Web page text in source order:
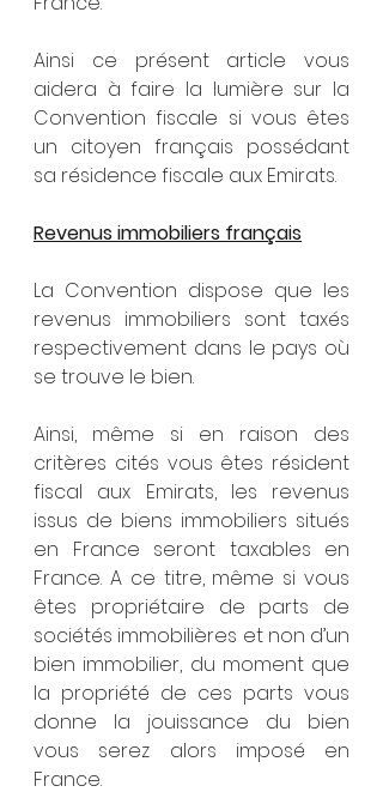
Ainsi ce présent article vous
aidera à faire la lumière sur la
Convention fiscale si vous êtes
un citoyen français possédant
sa résidence fiscale aux Emirats.
Revenus immobiliers français
La Convention dispose que les
revenus immobiliers sont taxés
respectivement dans le pays où
se trouve le bien.
Ainsi, même si en raison des
critères cités vous êtes résident
fiscal aux Emirats, les revenus
issus de biens immobiliers situés
en France seront taxables en
France. A ce titre, même si vous
êtes propriétaire de parts de
sociétés immobilières et non d’un
bien immobilier, du moment que
la propriété de ces parts vous
donne la jouissance du bien
vous serez alors imposé en
France.